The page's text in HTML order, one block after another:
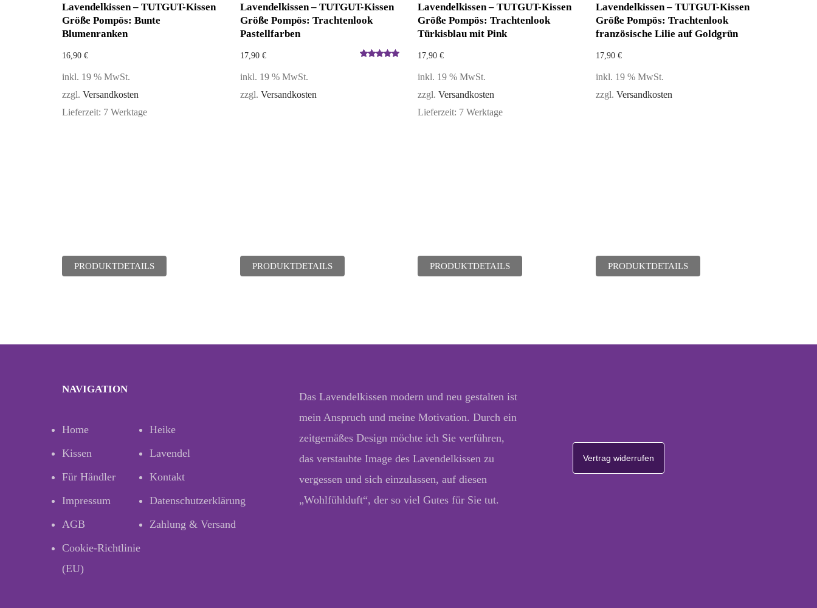
Lavendelkissen – TUTGUT-Kissen
Größe Pompös: Bunte
Blumenranken
16,90 €
inkl. 19 % MwSt.
zzgl. Versandkosten
Lieferzeit: 7 Werktage
PRODUKTDETAILS
Lavendelkissen – TUTGUT-Kissen
Größe Pompös: Trachtenlook
Pastellfarben
17,90 €
inkl. 19 % MwSt.
zzgl. Versandkosten
PRODUKTDETAILS
Lavendelkissen – TUTGUT-Kissen
Größe Pompös: Trachtenlook
Türkisblau mit Pink
17,90 €
inkl. 19 % MwSt.
zzgl. Versandkosten
Lieferzeit: 7 Werktage
PRODUKTDETAILS
Lavendelkissen – TUTGUT-Kissen
Größe Pompös: Trachtenlook
französische Lilie auf Goldgrün
17,90 €
inkl. 19 % MwSt.
zzgl. Versandkosten
PRODUKTDETAILS
NAVIGATION
Home
Heike
Kissen
Lavendel
Für Händler
Kontakt
Impressum
Datenschutzerklärung
AGB
Zahlung & Versand
Cookie-Richtlinie
(EU)
Das Lavendelkissen modern und neu gestalten ist
mein Anspruch und meine Motivation. Durch ein
zeitgemäßes Design möchte ich Sie verführen,
das verstaubte Image des Lavendelkissen zu
vergessen und sich einzulassen, auf diesen
„Wohlfühlduft“, der so viel Gutes für Sie tut.
Vertrag widerrufen